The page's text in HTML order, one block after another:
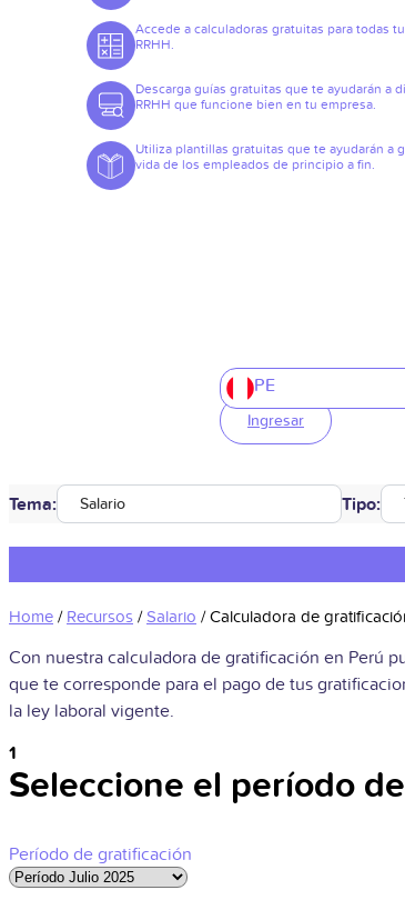
Accede a calculadoras gratuitas para todas
RRHH.
Descarga guías gratuitas que te ayudarán a
RRHH que funcione bien en tu empresa.
Utiliza plantillas gratuitas que te ayudarán a
vida de los empleados de principio a fin.
PE
Ingresar
Tema: Salario Tipo:
Home / Recursos /Salario /Calculadora de
Con nuestra calculadora de gratificación en Perú
que te corresponde para el pago de tus
la ley laboral vigente.
1
Seleccione el período
Período de gratificación